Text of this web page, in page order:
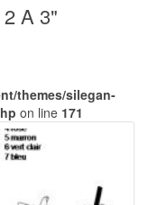
A 3"
themes/silegan-
on line 171